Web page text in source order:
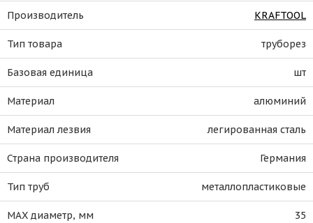
Производитель KRAFTOOL
Тип товара труборез
Базовая единица шт
Материал алюминий
Материал лезвия легированная сталь
Страна производителя Германия
Тип труб металлопластиковые
MAX диаметр, мм 35